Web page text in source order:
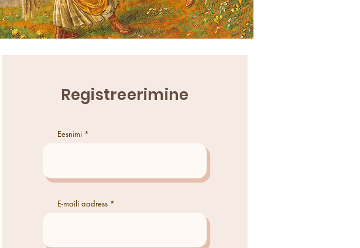
Registreerimine
Eesnimi
E-maili aadress